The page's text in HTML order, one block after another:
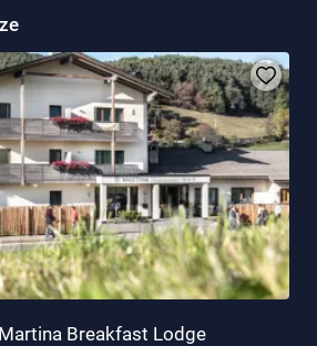
Breakfast Lodge